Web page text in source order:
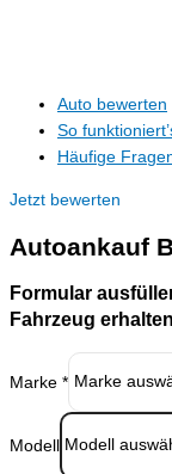
Auto bewerten
So
Häufige
Jetzt bewerten
Autoankauf
Formular
Fahrzeug erhalten
Marke *
Modell